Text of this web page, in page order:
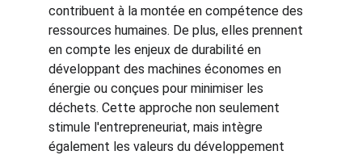
contribuent à la montée en compétence des
ressources humaines. De plus, elles prennent
en compte les enjeux de durabilité en
développant des machines économes en
énergie ou conçues pour minimiser les
déchets. Cette approche non seulement
stimule l'entrepreneuriat, mais intègre
également les valeurs du développement